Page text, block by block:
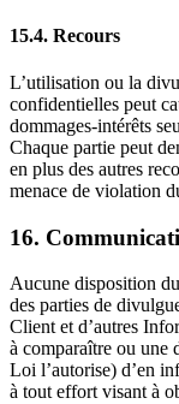
15.4. Recours
L’utilisation ou la
confidentielles peut
dommages-intérêts
Chaque partie peut
en plus des autres
menace de violation
16.
Aucune disposition
des parties de
Client et d’autres
à comparaître ou une
Loi l’autorise) d’en
à tout effort visant à